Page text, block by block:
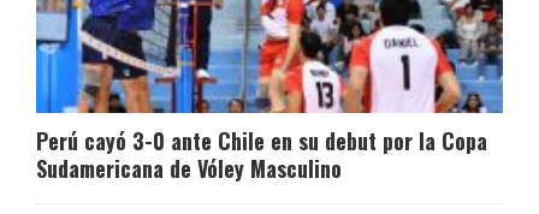
Perú cayó 3-0 ante Chile en su debut por la Copa
Sudamericana de Vóley Masculino